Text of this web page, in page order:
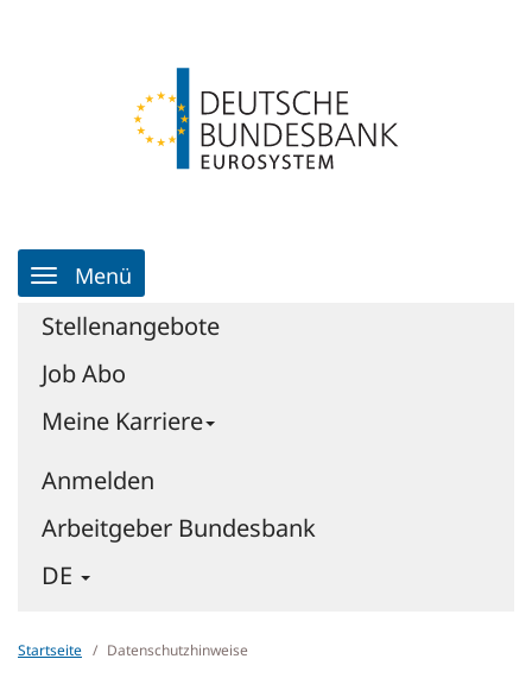
Jobportal
|
Jobportal
Hauptnavigation
Menü
Stellenangebote
Job Abo
Meine Karriere
Anmelden
Arbeitgeber Bundesbank
DE -
SPRACHE
Startseite Datenschutzhinweise